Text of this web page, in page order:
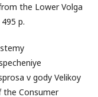
the Lower Volga
p.
v gody Velikoy
the Consumer